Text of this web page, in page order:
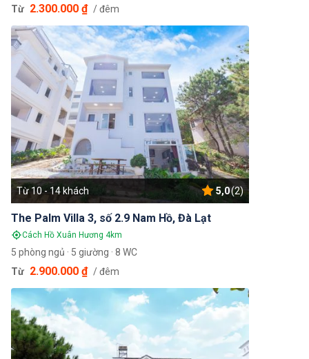
Từ 2.300.000 ₫ / đêm
The Palm Villa 3, số 2.9 Nam Hồ, Đà Lạt
Cách Hồ Xuân Hương 4km
Từ 10 - 14 khách 5,0(2)
5 phòng ngủ · 5 giường · 8 WC
Từ 2.900.000 ₫ / đêm